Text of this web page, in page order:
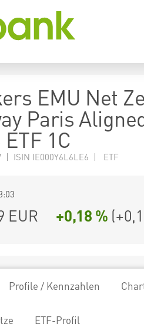
EMU Net
Paris
ETF 1C
| ISIN IE000Y6L6LE6 | ETF
EUR +0,18 % (
Profile / Kennzahlen
ETF-Profil